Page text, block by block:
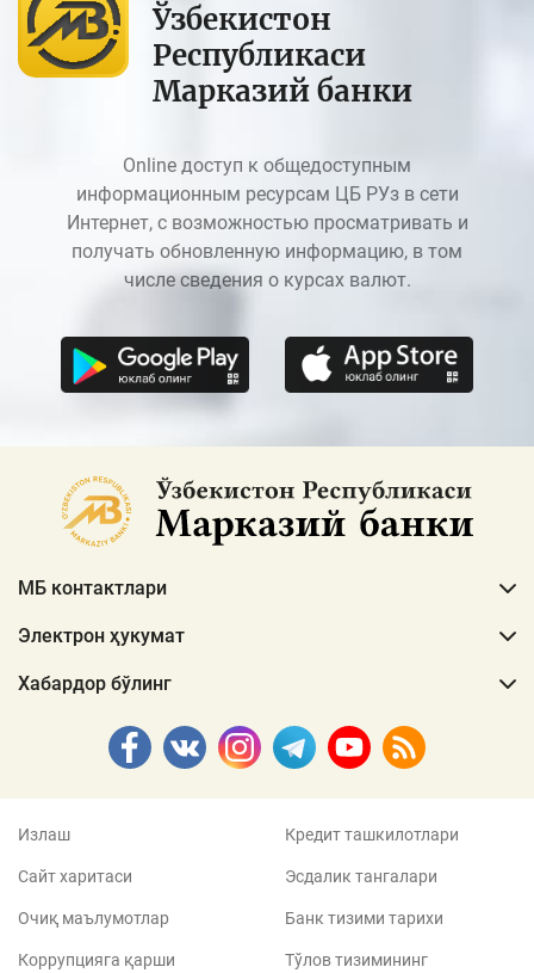
Ўзбекистон
Республикаси
Марказий банки
Online доступ к общедоступным
информационным ресурсам ЦБ РУз в сети
Интернет, с возможностью просматривать и
получать обновленную информацию, в том
числе сведения о курсах валют.
МБ контактлари
Электрон ҳукумат
Хабардор бўлинг
Излаш
Сайт харитаси
Очиқ маълумотлар
Коррупцияга қарши
Кредит ташкилотлари
Эсдалик тангалари
Банк тизими тарихи
Тўлов тизимининг